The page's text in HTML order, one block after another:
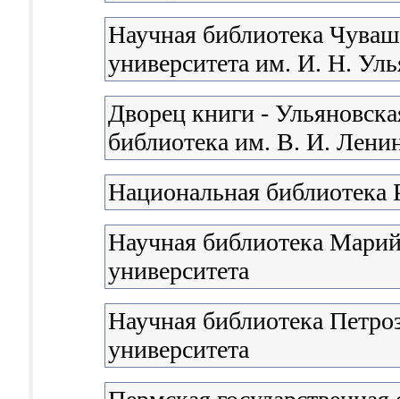
Научная библиотека
университета им. И. Н.
Дворец книги -
библиотека им. В. И.
Национальная библиотека
Научная библиотека
университета
Научная библиотека
университета